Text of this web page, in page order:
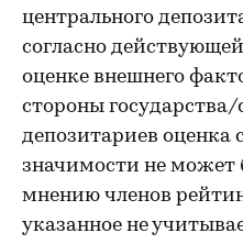
центрального
согласно
оценке внешнего
стороны
депозитариев оценка
значимости не может
мнению членов
указанное не